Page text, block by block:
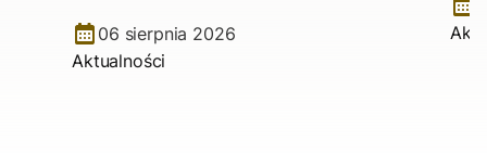
06 sierpnia 2026
Aktualności